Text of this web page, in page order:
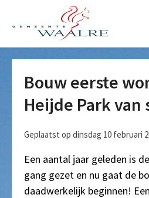
Bouw eerste
Heijde Park van
Geplaatst op dinsdag 10 februari
Een aantal jaar geleden is
gang gezet en nu gaat de
daadwerkelijk beginnen!